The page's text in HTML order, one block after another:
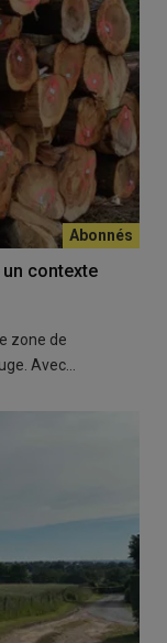
contexte
zone de
Avec…